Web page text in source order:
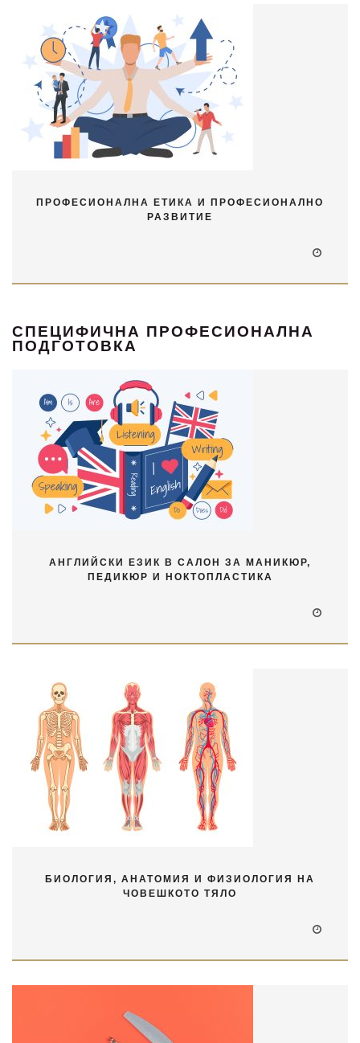
ПРОФЕСИОНАЛНА ЕТИКА И ПРОФЕСИОНАЛНО
РАЗВИТИЕ
СПЕЦИФИЧНА ПРОФЕСИОНАЛНА
ПОДГОТОВКА
АНГЛИЙСКИ ЕЗИК В САЛОН ЗА МАНИКЮР,
ПЕДИКЮР И НОКТОПЛАСТИКА
БИОЛОГИЯ, АНАТОМИЯ И ФИЗИОЛОГИЯ НА
ЧОВЕШКОТО ТЯЛО